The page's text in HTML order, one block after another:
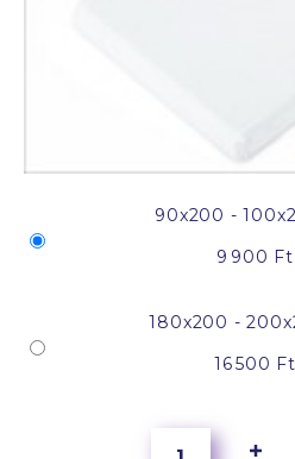
90x200 -
9 900 Ft
180x200 -
16 500 Ft